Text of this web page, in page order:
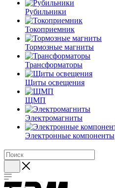
Рубильники
Токоприемник
Тормозные магниты
Трансформаторы
Щиты освещения
ЩМП
Электромагниты
Электронные компоненты